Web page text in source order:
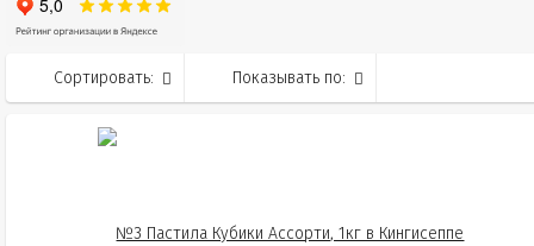
Сортировать: Показывать по: